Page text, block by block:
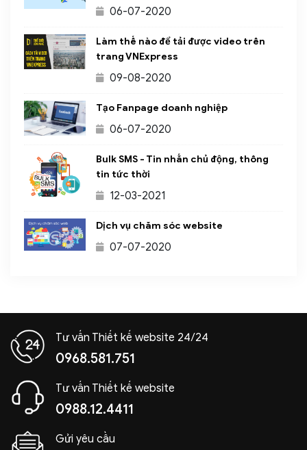
06-07-2020
Làm thế nào để tải được video trên
trang VNExpress
09-08-2020
Tạo Fanpage doanh nghiệp
06-07-2020
Bulk SMS - Tin nhắn chủ động, thông
tin tức thời
12-03-2021
Dịch vụ chăm sóc website
07-07-2020
Tư vấn Thiết kế website 24/24
0968.581.751
Tư vấn Thiết kế website
0988.12.4411
Gửi yêu cầu